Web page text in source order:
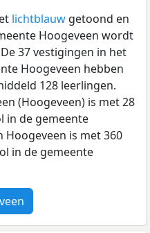
lichtblauw getoond en
Hoogeveen wordt
37 vestigingen in het
Hoogeveen hebben
128 leerlingen.
(Hoogeveen) is met 28
in de gemeente
Hoogeveen is met 360
in de gemeente